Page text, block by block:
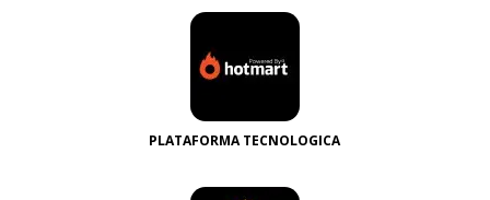
PLATAFORMA TECNOLOGICA